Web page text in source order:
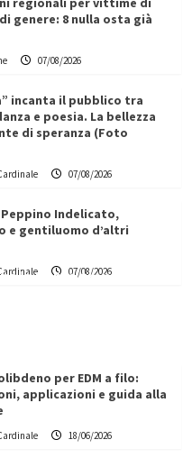
genere: 8 nulla osta già
07/08/2026
incanta il pubblico tra
e poesia. La bellezza
di speranza (Foto
07/08/2026
Peppino Indelicato,
e gentiluomo d’altri
07/08/2026
partner chiave
per la transizione
per EDM a filo:
applicazioni e guida alla
18/06/2026